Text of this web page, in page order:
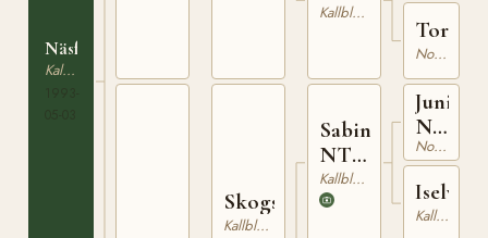
Näsfagra
Kallblodig Travare
Skogsdrutten
Kallblodig Travare
Kallblodig Travare
Sabin
NT
42
Kallblodig Travare
Nordsvensk Brukshäst
Junius
NT
24Nordsvensk Brukshäst
Iselva
Kallblodig Travare